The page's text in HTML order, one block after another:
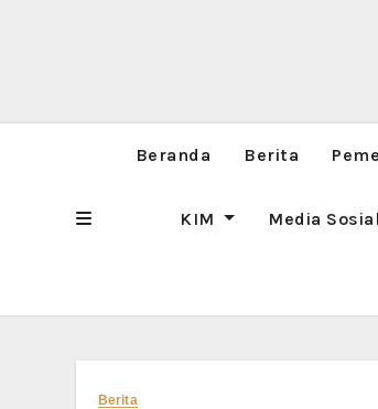
Beranda Berita
KIM Media Sosial
Berita